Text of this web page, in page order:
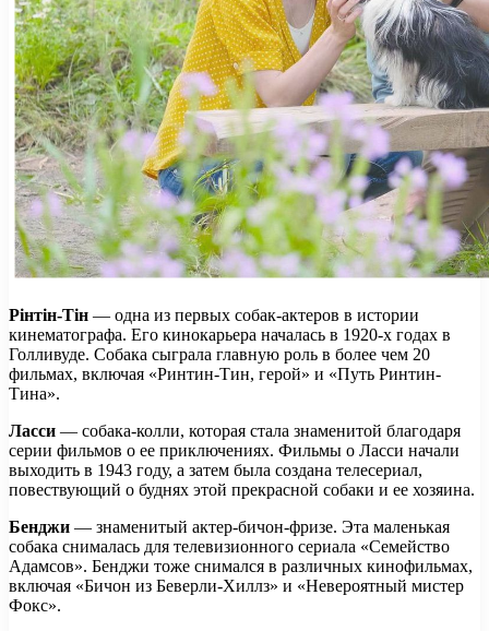
Рінтін-Тін — одна из первых собак-актеров в истории
кинематографа. Его кинокарьера началась в 1920-х годах в
Голливуде. Собака сыграла главную роль в более чем 20
фильмах, включая «Ринтин-Тин, герой» и «Путь Ринтин-
Тина».
Ласси — собака-колли, которая стала знаменитой благодаря
серии фильмов о ее приключениях. Фильмы о Ласси начали
выходить в 1943 году, а затем была создана телесериал,
повествующий о буднях этой прекрасной собаки и ее хозяина.
Бенджи — знаменитый актер-бичон-фризе. Эта маленькая
собака снималась для телевизионного сериала «Семейство
Адамсов». Бенджи тоже снимался в различных кинофильмах,
включая «Бичон из Беверли-Хиллз» и «Невероятный мистер
Фокс».